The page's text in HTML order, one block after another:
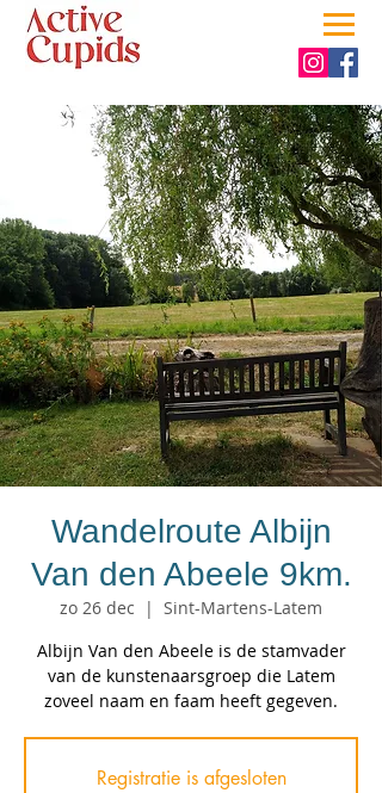
Wandelroute Albijn
Van den Abeele 9km.
zo 26 dec
  |
Sint-Martens-Latem
Albijn Van den Abeele is de stamvader
van de kunstenaarsgroep die Latem
zoveel naam en faam heeft gegeven.
Registratie is afgesloten